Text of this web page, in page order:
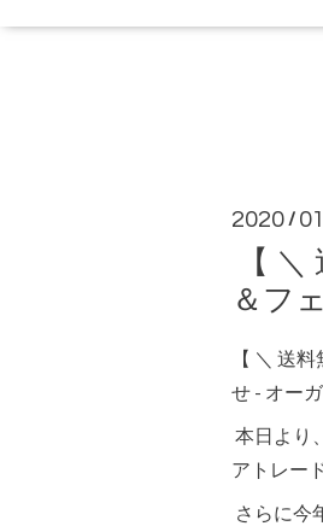
2020 / 01
【
＆フ
【 ＼ 送
せ - オー
本日より
アトレー
さらに今